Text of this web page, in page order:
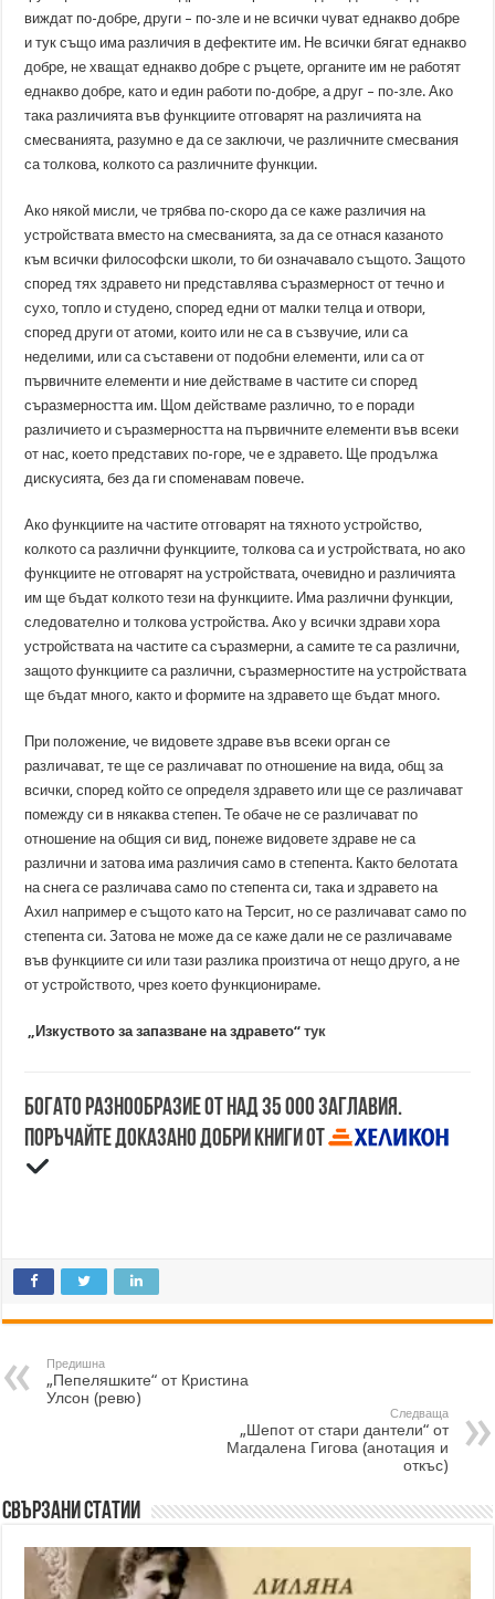
виждат по-добре, други – по-зле и не всички чуват еднакво добре
и тук също има различия в дефектите им. Не всички бягат еднакво
добре, не хващат еднакво добре с ръцете, органите им не работят
еднакво добре, като и един работи по-добре, а друг – по-зле. Ако
така различията във функциите отговарят на различията на
смесванията, разумно е да се заключи, че различните смесвания
са толкова, колкото са различните функции.
Ако някой мисли, че трябва по-скоро да се каже различия на
устройствата вместо на смесванията, за да се отнася казаното
към всички философски школи, то би означавало същото. Защото
според тях здравето ни представлява съразмерност от течно и
сухо, топло и студено, според едни от малки телца и отвори,
според други от атоми, които или не са в съзвучие, или са
неделими, или са съставени от подобни елементи, или са от
първичните елементи и ние действаме в частите си според
съразмерността им. Щом действаме различно, то е поради
различието и съразмерността на първичните елементи във всеки
от нас, което представих по-горе, че е здравето. Ще продължа
дискусията, без да ги споменавам повече.
Ако функциите на частите отговарят на тяхното устройство,
колкото са различни функциите, толкова са и устройствата, но ако
функциите не отговарят на устройствата, очевидно и различията
им ще бъдат колкото тези на функциите. Има различни функции,
следователно и толкова устройства. Ако у всички здрави хора
устройствата на частите са съразмерни, а самите те са различни,
защото функциите са различни, съразмерностите на устройствата
ще бъдат много, както и формите на здравето ще бъдат много.
При положение, че видовете здраве във всеки орган се
различават, те ще се различават по отношение на вида, общ за
всички, според който се определя здравето или ще се различават
помежду си в някаква степен. Те обаче не се различават по
отношение на общия си вид, понеже видовете здраве не са
различни и затова има различия само в степента. Както белотата
на снега се различава само по степента си, така и здравето на
Ахил например е същото като на Терсит, но се различават само по
степента си. Затова не може да се каже дали не се различаваме
във функциите си или тази разлика произтича от нещо друго, а не
от устройството, чрез което функционираме.
„Изкуството за запазване на здравето“ тук
Богато разнообразие от над 35 000 заглавия.
Поръчайте доказано добри книги от
Предишна
„Пепеляшките“ от Кристина
Улсон (ревю)
Следваща
„Шепот от стари дантели“ от
Магдалена Гигова (анотация и
откъс)
Свързани статии